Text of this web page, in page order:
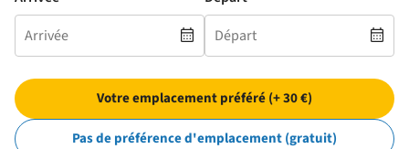
Votre emplacement préféré (+ 30 €)
Pas de préférence d'emplacement (gratuit)